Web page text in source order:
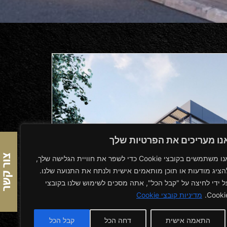
מעריכים את הפרטיות שלך
אנו משתמשים בקובצי Cookie כדי לשפר את חוויית הגלישה שלך,
מודעות או תוכן מותאמים אישית ולנתח את התנועה שלנו.
ידי לחיצה על "קבל הכל", אתה מסכים לשימוש שלנו בקובצי
מדיניות קובצי Cookie
התאמה אישית דחה הכל קבל הכל